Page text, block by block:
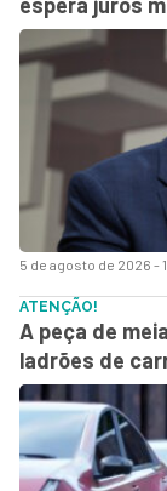
5 de agosto de 2026 -
ATENÇÃO!
A peça de
ladrões de